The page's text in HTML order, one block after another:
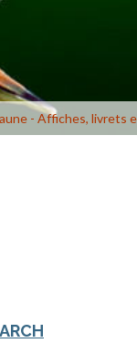
- Affiches, livrets